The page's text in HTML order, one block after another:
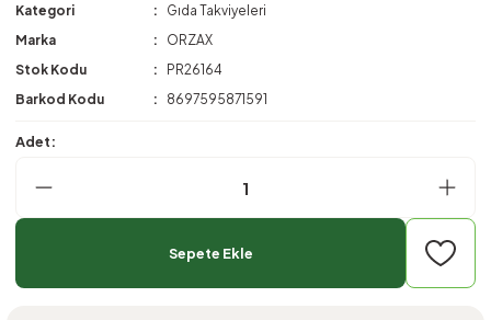
Kategori
Gıda Takviyeleri
Marka
ORZAX
Stok Kodu
PR26164
Barkod Kodu
8697595871591
Adet:
Sepete Ekle